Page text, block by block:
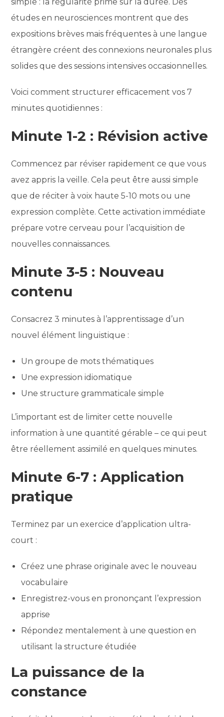
études en neurosciences montrent que des
expositions brèves mais fréquentes à une langue
étrangère créent des connexions neuronales plus
solides que des sessions intensives occasionnelles.
Voici comment structurer efficacement vos 7
minutes quotidiennes :
Minute 1-2 : Révision active
Commencez par réviser rapidement ce que vous
avez appris la veille. Cela peut être aussi simple
que de réciter à voix haute 5-10 mots ou une
expression complète. Cette activation immédiate
prépare votre cerveau pour l’acquisition de
nouvelles connaissances.
Minute 3-5 : Nouveau
contenu
Consacrez 3 minutes à l’apprentissage d’un
nouvel élément linguistique :
Un groupe de mots thématiques
Une expression idiomatique
Une structure grammaticale simple
L’important est de limiter cette nouvelle
information à une quantité gérable – ce qui peut
être réellement assimilé en quelques minutes.
Minute 6-7 : Application
pratique
Terminez par un exercice d’application ultra-
court :
Créez une phrase originale avec le nouveau
vocabulaire
Enregistrez-vous en prononçant l’expression
apprise
Répondez mentalement à une question en
utilisant la structure étudiée
La puissance de la
constance